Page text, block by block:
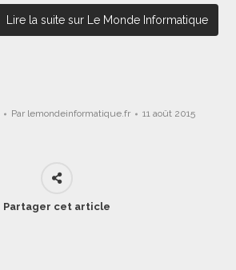
Lire la suite sur Le Monde Informatique
Par lemondeinformatique.fr 11 août 2015
Partager cet article